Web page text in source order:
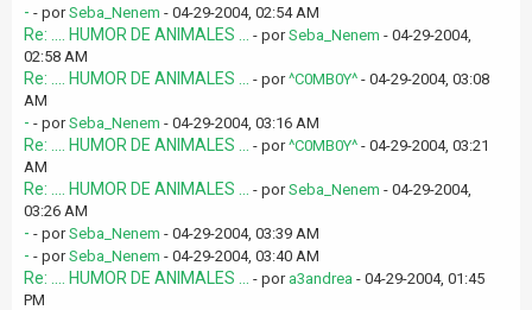
- - porSeba_Nenem - 04-29-2004, 02:54 AM
Re: .... HUMOR DE ANIMALES ... - porSeba_Nenem - 04-29-2004,
02:58 AM
Re: .... HUMOR DE ANIMALES ... - por^C0MB0Y^ - 04-29-2004, 03:08
AM
- - porSeba_Nenem - 04-29-2004, 03:16 AM
Re: .... HUMOR DE ANIMALES ... - por^C0MB0Y^ - 04-29-2004, 03:21
AM
Re: .... HUMOR DE ANIMALES ... - porSeba_Nenem - 04-29-2004,
03:26 AM
- - porSeba_Nenem - 04-29-2004, 03:39 AM
- - porSeba_Nenem - 04-29-2004, 03:40 AM
Re: .... HUMOR DE ANIMALES ... - por a3andrea - 04-29-2004, 01:45
PM